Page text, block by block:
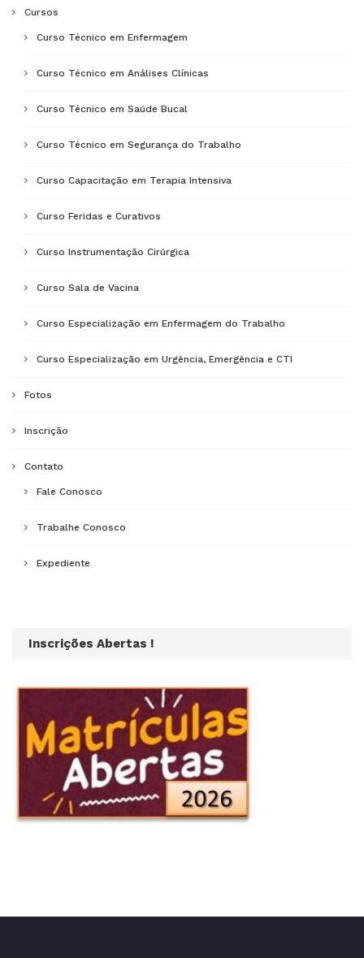
Cursos
Curso Técnico em Enfermagem
Curso Técnico em Análises Clínicas
Curso Técnico em Saúde Bucal
Curso Técnico em Segurança do Trabalho
Curso Capacitação em Terapia Intensiva
Curso Feridas e Curativos
Curso Instrumentação Cirúrgica
Curso Sala de Vacina
Curso Especialização em Enfermagem do Trabalho
Curso Especialização em Urgência, Emergência e CTI
Fotos
Inscrição
Contato
Fale Conosco
Trabalhe Conosco
Expediente
Inscrições Abertas !